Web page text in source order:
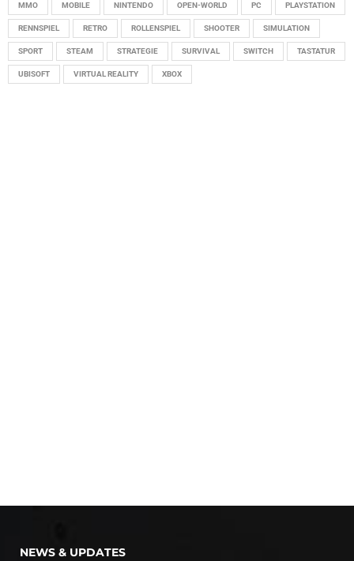
MMO MOBILE NINTENDO OPEN-WORLD PC PLAYSTATION
RENNSPIEL RETRO ROLLENSPIEL SHOOTER SIMULATION
SPORT STEAM STRATEGIE SURVIVAL SWITCH TASTATUR
UBISOFT VIRTUAL REALITY XBOX
NEWS & UPDATES